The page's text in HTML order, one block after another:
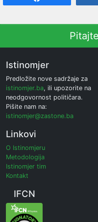
Istinomjer
Predložite nove sadržaje za
istinomjer.ba, ili upozorite na
neodgovornost političara.
Pišite nam na:
istinomjer@zastone.ba
Linkovi
O Istinomjeru
Metodologija
Istinomjer tim
Kontakt
IFCN